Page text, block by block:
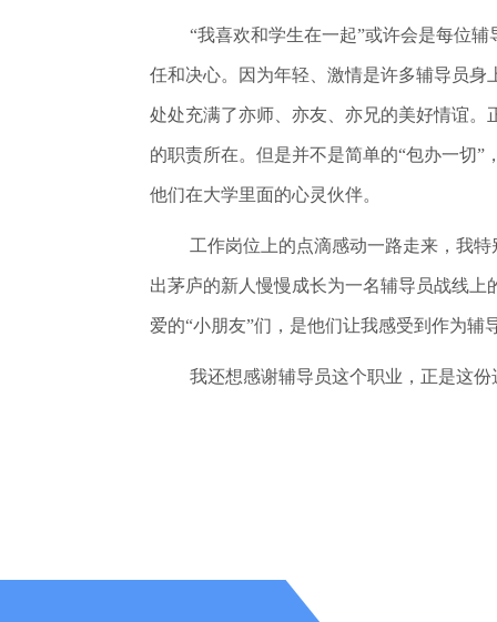
“我喜欢和学生在一起”或许会是每位
任和决心。因为年轻、激情是许多辅导员
处处充满了亦师、亦友、亦兄的美好情谊。
的职责所在。但是并不是简单的“包办一切
他们在大学里面的心灵伙伴。
工作岗位上的点滴感动一路走来，我
出茅庐的新人慢慢成长为一名辅导员战线上
爱的“小朋友”们，是他们让我感受到作为
我还想感谢辅导员这个职业，正是这